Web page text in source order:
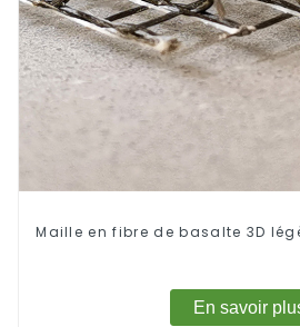
Maille en fibre de basalte 3D
En savoir